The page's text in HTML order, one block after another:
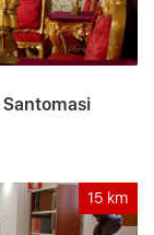
Santomasi
15 km